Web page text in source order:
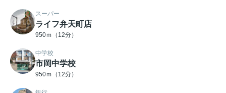
スーパー
ライフ弁天町店
950ｍ（12分）
中学校
市岡中学校
950ｍ（12分）